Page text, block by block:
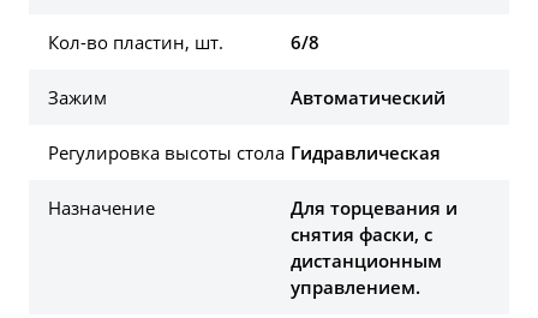
Кол-во пластин, шт. 6/8
Зажим Автоматический
Регулировка высоты стола Гидравлическая
Назначение
Для торцевания и
снятия фаски, с
дистанционным
управлением.